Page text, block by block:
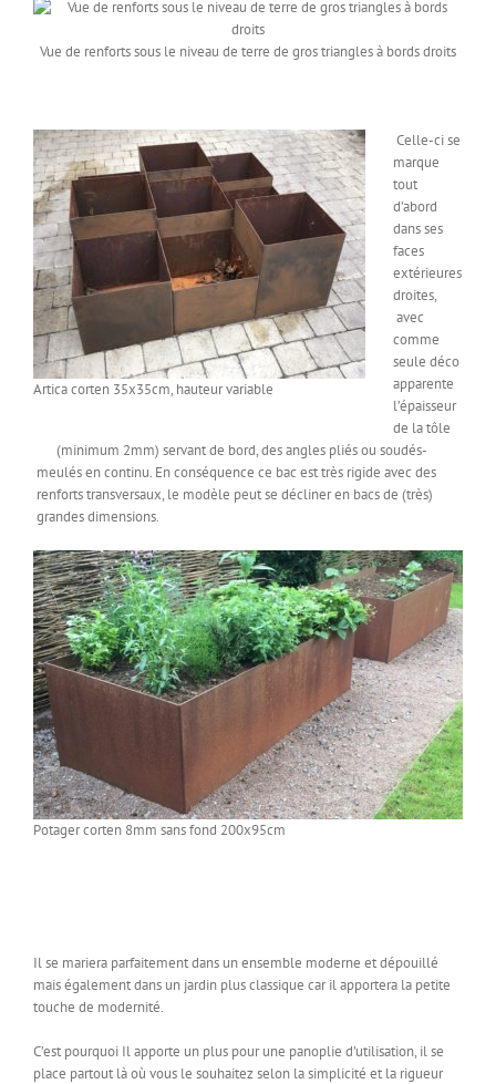
Vue de renforts sous le niveau de terre de gros triangles à bords droits
Artica corten 35x35cm, hauteur variable
Celle-ci se
marque
tout
d’abord
dans ses
faces
extérieures
droites,
avec
comme
seule déco
apparente
l’épaisseur
de la tôle
(minimum 2mm) servant de bord, des angles pliés ou soudés-
meulés en continu. En conséquence ce bac est très rigide avec des
renforts transversaux, le modèle peut se décliner en bacs de (très)
grandes dimensions.
Potager corten 8mm sans fond 200x95cm
Il se mariera parfaitement dans un ensemble moderne et dépouillé
mais également dans un jardin plus classique car il apportera la petite
touche de modernité.
C’est pourquoi Il apporte un plus pour une panoplie d’utilisation, il se
place partout là où vous le souhaitez selon la simplicité et la rigueur